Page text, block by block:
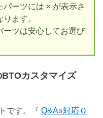
ーツには × が表示さ
ます。
ーツは安心してお選び
BTOカスタマイズ
です。『 Q&A»対応Ｏ